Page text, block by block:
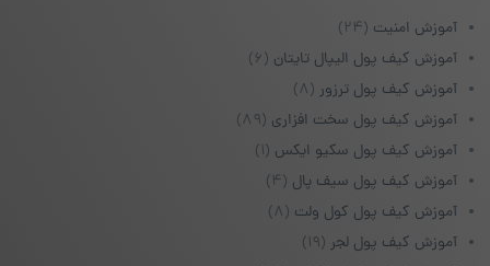
آموزش امنیت (۲۴)
آموزش کیف پول الیپال تایتان (۶)
آموزش کیف پول ترزور (۸)
آموزش کیف پول سخت افزاری (۸۹)
آموزش کیف پول سکیو ایکس (۱)
آموزش کیف پول سیف پال (۴)
آموزش کیف پول کول ولت (۸)
آموزش کیف پول لجر (۱۹)